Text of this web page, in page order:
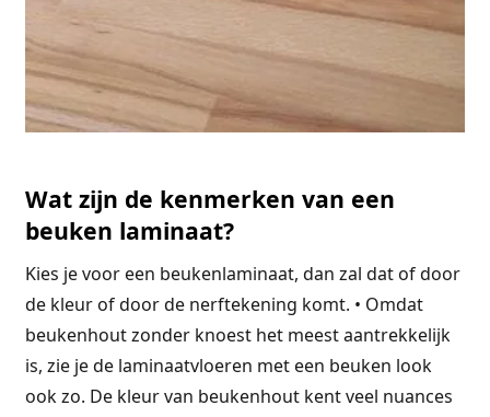
Wat zijn de kenmerken van een
beuken laminaat?
Kies je voor een beukenlaminaat, dan zal dat of door
de kleur of door de nerftekening komt. • Omdat
beukenhout zonder knoest het meest aantrekkelijk
is, zie je de laminaatvloeren met een beuken look
ook zo. De kleur van beukenhout kent veel nuances